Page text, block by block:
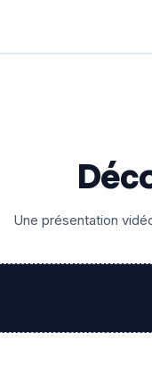
Une présentation